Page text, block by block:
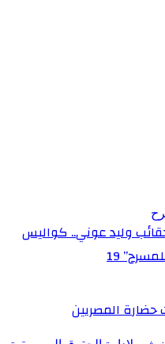
وليد عوني.. كواليس
19
المصريين